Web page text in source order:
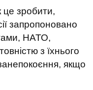
це зробити,
запропоновано
НАТО,
з їхнього
якщо